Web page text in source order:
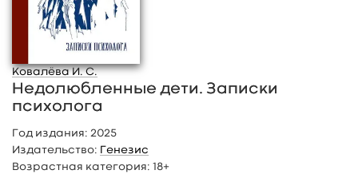
Ковалёва И. С.
Недолюбленные дети. Записки
психолога
Год издания: 2025
Издательство: Генезис
Возрастная категория: 18+